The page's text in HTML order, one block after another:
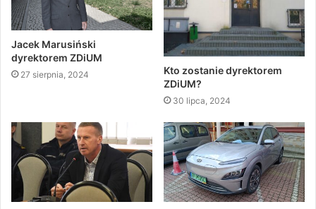
Jacek Marusiński
dyrektorem ZDiUM
27 sierpnia, 2024
Kto zostanie dyrektorem
ZDiUM?
30 lipca, 2024